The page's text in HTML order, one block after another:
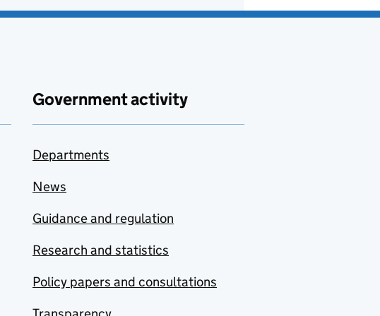
Government activity
Departments
News
Guidance and regulation
Research and statistics
Policy papers and consultations